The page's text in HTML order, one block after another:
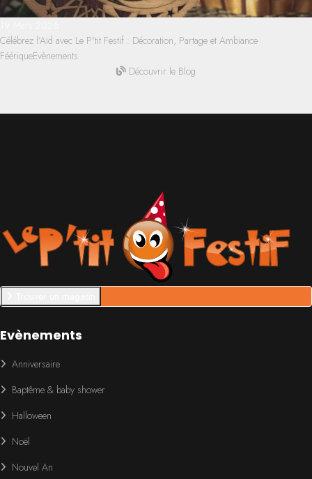
Célébrez l’Aïd avec Le P'tit Festif : Décoration, Partage et Ambiance
FéériqueEvènements
Découvrir le Blog
Evènements
Anniversaire
Baptême & baby shower
Halloween
Noël
Nouvel An